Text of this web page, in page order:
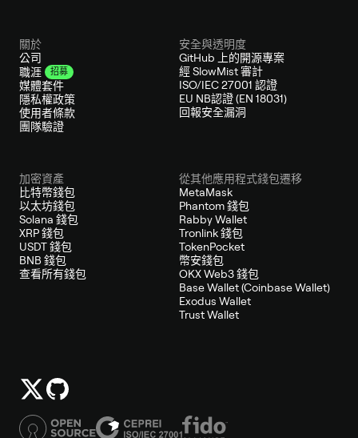
關於
公司
職涯
招募
媒體套件
隱私權政策
使用者條款
團隊驗證
安全與透明度
GitHub 上的開源專案
經 SlowMist 審計
ISO/IEC 27001 認證
EU NB認證 (EN 18031)
回報安全漏洞
加密資產
比特幣錢包
以太坊錢包
Solana 錢包
XRP 錢包
USDT 錢包
BNB 錢包
查看所有錢包
從其他應用程式錢包遷移
MetaMask
Phantom 錢包
Rabby Wallet
Tronlink 錢包
TokenPocket
幣安錢包
OKX Web3 錢包
Base Wallet (Coinbase Wallet)
Exodus Wallet
Trust Wallet